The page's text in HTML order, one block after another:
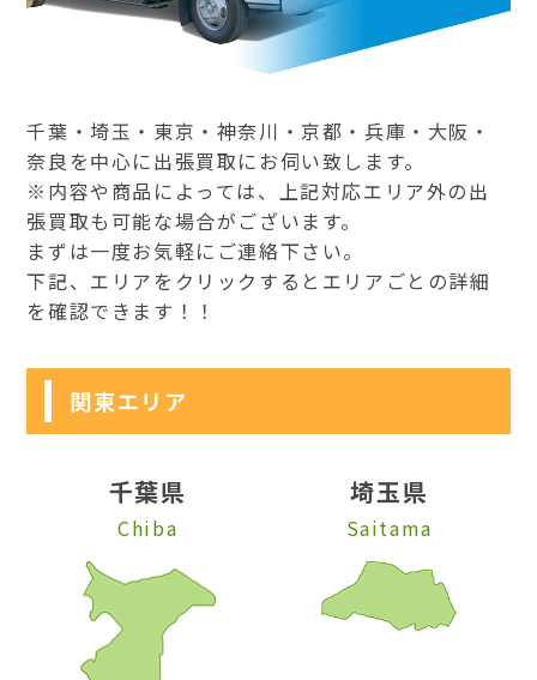
千葉・埼玉・東京・神奈川・京都・兵庫・大阪・
奈良を中心に出張買取にお伺い致します。
※内容や商品によっては、上記対応エリア外の出
張買取も可能な場合がございます。
まずは一度お気軽にご連絡下さい。
下記、エリアをクリックするとエリアごとの詳細
を確認できます！！
関東エリア
千葉県
Chiba
埼玉県
Saitama